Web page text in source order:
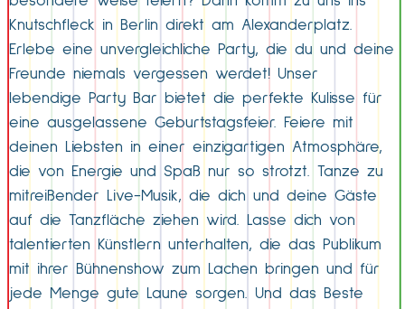
Knutschfleck in Berlin direkt am Alexanderplatz.
Erlebe eine unvergleichliche Party, die du und deine
Freunde niemals vergessen werdet! Unser
lebendige Party Bar bietet die perfekte Kulisse für
eine ausgelassene Geburtstagsfeier. Feiere mit
deinen Liebsten in einer einzigartigen Atmosphäre,
die von Energie und Spaß nur so strotzt. Tanze zu
mitreißender Live-Musik, die dich und deine Gäste
auf die Tanzfläche ziehen wird. Lasse dich von
talentierten Künstlern unterhalten, die das Publikum
mit ihrer Bühnenshow zum Lachen bringen und für
jede Menge gute Laune sorgen. Und das Beste